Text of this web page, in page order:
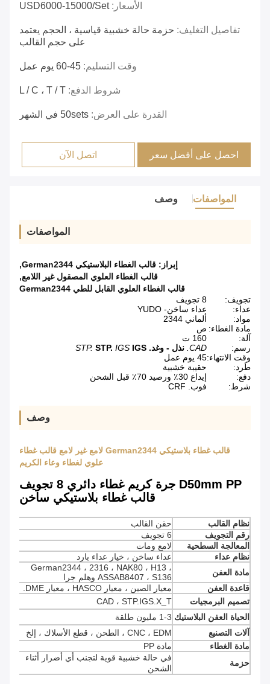
الأسعار:USD6000-15000/set
تفاصيل التغليف: حزمة حالة خشبية قياسية ، الحجم يعتمد
على حجم القالب
وقت التسليم: 45-60 يوم عمل
شروط الدفع: L / C ، T / T
القدرة على العرض: 50sets في الشهر
احصل على أفضل سعر اتصل الآن
المواصفات وصف
المواصفات
إبراز: قالب الغطاء البلاستيكي German2344
,
قالب الغطاء العلوي المصقول غير اللامع,
قالب الغطاء العلوي القابل للطي German2344
تجويف:
8 تجويف
عداء:
عداء ساخن- YUDO
مواد:
ألماني 2344
مادة الغطاء: ص
آلة:
160 ت
رسم:
CAD. نذل - وغد. STP. STP. IGS IGS
وقت الانتهاء:45 يوم عمل
طَرد:
حقيبة خشبية
دفع:
إيداع 30٪ ورصيد 70٪ قبل الشحن
شرط:
فوب. CRF
وصف
قالب غطاء بلاستيكي German2344 لامع غير لامع قالب غطاء
علوي لغطاء وعاء الكريم
D50mm PP جرة كريم غطاء دائري 8 تجويف
قالب غطاء بلاستيكي ساخن
نظام القالب
حقن القالب
رقم التجويف
6 تجويف
المعالجة السطحية
لامع ومات
نظام عداء
عداء ساخن ، خيار عداء بارد
مادة العفن
German2344 ، 2316 ، NAK80 ، H13 ،
ASSAB8407 ، S136 وهلم جرا
قاعدة العفن
معيار الصين ، معيار HASCO ، معيار DME.
تصميم البرمجيات
CAD ، STP.IGS.X_T
الحياة العفن البلاستيك 1-3 مليون طلقة
آلات التصنيع
CNC ، EDM ، الطحن ، قطع الأسلاك ، إلخ
مادة الغطاء
مادة PP
حزمة
في حالة خشبية قوية لتجنب أي أضرار أثناء
الشحن